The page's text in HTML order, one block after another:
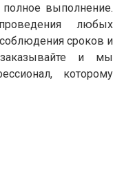
выполнение.
проведения любых
сроков и
и мы
которому